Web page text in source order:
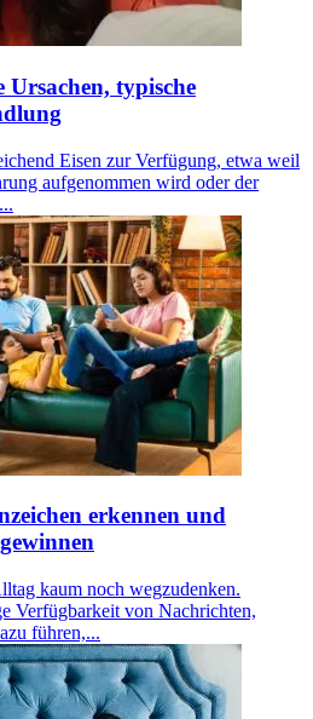
Ursachen, typische
Eisen zur Verfügung, etwa weil
aufgenommen wird oder der
erkennen und
kaum noch wegzudenken.
Verfügbarkeit von Nachrichten,
führen,...